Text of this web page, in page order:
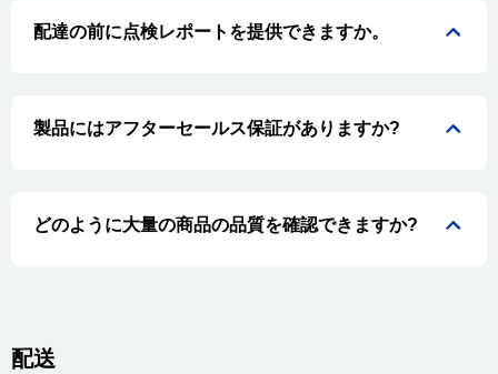
配達の前に点検レポートを提供できますか。
製品にはアフターセールス保証がありますか?
どのように大量の商品の品質を確認できますか?
配送